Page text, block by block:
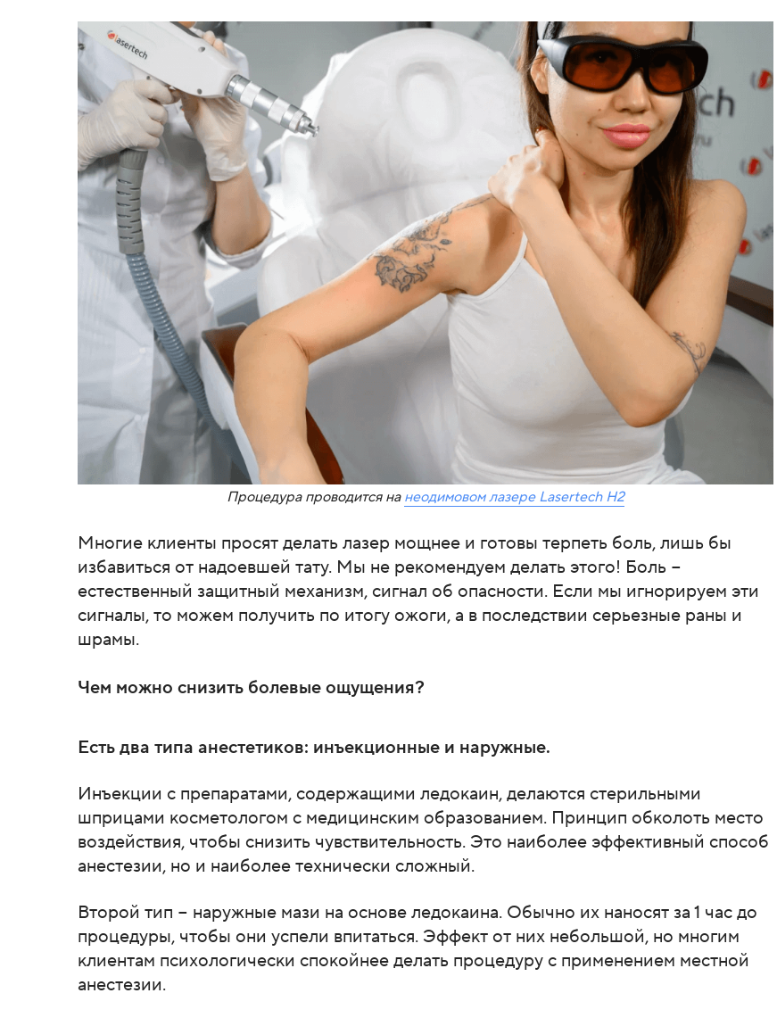
Процедура проводится на неодимовом лазере Lasertech H2
Многие клиенты просят делать лазер мощнее и готовы терпеть боль, лишь бы
избавиться от надоевшей тату. Мы не рекомендуем делать этого! Боль −
естественный защитный механизм, сигнал об опасности. Если мы игнорируем эти
сигналы, то можем получить по итогу ожоги, а в последствии серьезные раны и
шрамы.
Чем можно снизить болевые ощущения?
Есть два типа анестетиков: инъекционные и наружные.
Инъекции с препаратами, содержащими ледокаин, делаются стерильными
шприцами косметологом с медицинским образованием. Принцип обколоть место
воздействия, чтобы снизить чувствительность. Это наиболее эффективный способ
анестезии, но и наиболее технически сложный.
Второй тип − наружные мази на основе ледокаина. Обычно их наносят за 1 час до
процедуры, чтобы они успели впитаться. Эффект от них небольшой, но многим
клиентам психологически спокойнее делать процедуру с применением местной
анестезии.